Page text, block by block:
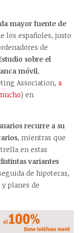
mayor fuente de
los españoles, justo
de
sobre el
móvil,
Association,a
) en
recurre a su
, mientras que
en estas
variantes
de hipotecas,
planes de